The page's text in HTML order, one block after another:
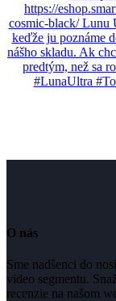
O nás
Sme nadšenci do
video segmentu.
recenzie na našom